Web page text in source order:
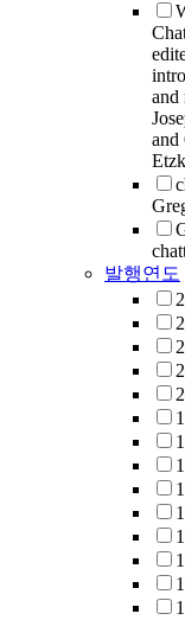
and
and
발행연도